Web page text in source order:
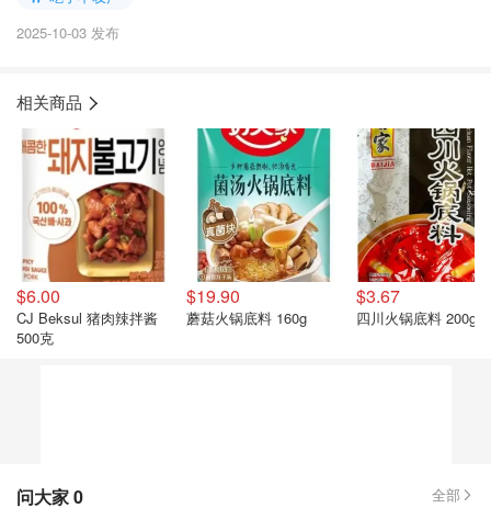
2025-10-03 发布
相关商品
$6.00
CJ Beksul 猪肉辣拌酱
500克
$19.90
蘑菇火锅底料 160g
$3.67
四川火锅底料 200g
问大家0 全部